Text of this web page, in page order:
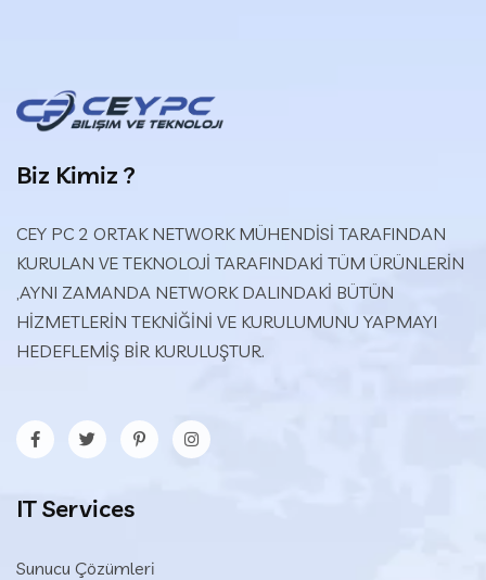
Biz Kimiz ?
CEY PC 2 ORTAK NETWORK MÜHENDİSİ TARAFINDAN
KURULAN VE TEKNOLOJİ TARAFINDAKİ TÜM ÜRÜNLERİN
,AYNI ZAMANDA NETWORK DALINDAKİ BÜTÜN
HİZMETLERİN TEKNİĞİNİ VE KURULUMUNU YAPMAYI
HEDEFLEMİŞ BİR KURULUŞTUR.
IT Services
Sunucu Çözümleri